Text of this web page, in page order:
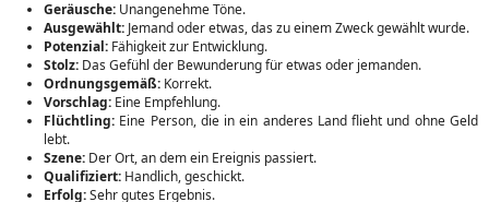
Geräusche: Unangenehme Töne.
Ausgewählt: Jemand oder etwas, das zu einem Zweck gewählt wurde.
Potenzial: Fähigkeit zur Entwicklung.
Stolz: Das Gefühl der Bewunderung für etwas oder jemanden.
Ordnungsgemäß: Korrekt.
Vorschlag: Eine Empfehlung.
Flüchtling: Eine Person, die in ein anderes Land flieht und ohne Geld
lebt.
Szene: Der Ort, an dem ein Ereignis passiert.
Qualifiziert: Handlich, geschickt.
Erfolg:Sehr gutes Ergebnis.